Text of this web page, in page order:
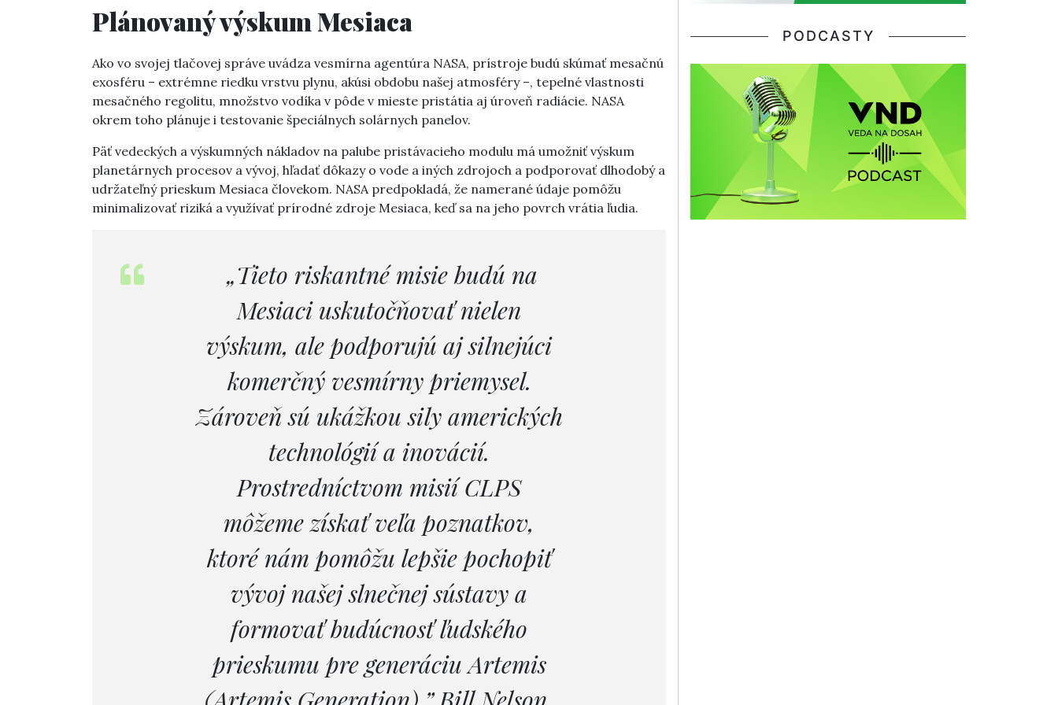
Plánovaný výskum Mesiaca
Ako vo svojej tlačovej správe uvádza vesmírna agentúra NASA, prístroje budú skúmať mesačnú
exosféru – extrémne riedku vrstvu plynu, akúsi obdobu našej atmosféry –, tepelné vlastnosti
mesačného regolitu, množstvo vodíka v pôde v mieste pristátia aj úroveň radiácie. NASA
okrem toho plánuje i testovanie špeciálnych solárnych panelov.
Päť vedeckých a výskumných nákladov na palube pristávacieho modulu má umožniť výskum
planetárnych procesov a vývoj, hľadať dôkazy o vode a iných zdrojoch a podporovať dlhodobý a
udržateľný prieskum Mesiaca človekom. NASA predpokladá, že namerané údaje pomôžu
minimalizovať riziká a využívať prírodné zdroje Mesiaca, keď sa na jeho povrch vrátia ľudia.
„Tieto riskantné misie budú na
Mesiaci uskutočňovať nielen
výskum, ale podporujú aj silnejúci
komerčný vesmírny priemysel.
Zároveň sú ukážkou sily amerických
technológií a inovácií.
Prostredníctvom misií CLPS
môžeme získať veľa poznatkov,
ktoré nám pomôžu lepšie pochopiť
vývoj našej slnečnej sústavy a
formovať budúcnosť ľudského
prieskumu pre generáciu Artemis
PODCASTY